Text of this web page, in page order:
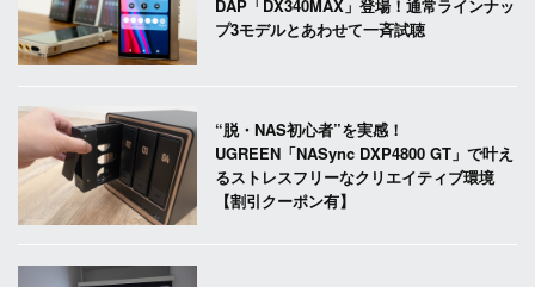
DAP「DX340MAX」登場！通常ラインナッ
プ3モデルとあわせて一斉試聴
“脱・NAS初心者”を実感！
UGREEN「NASync DXP4800 GT」で叶え
るストレスフリーなクリエイティブ環境
【割引クーポン有】